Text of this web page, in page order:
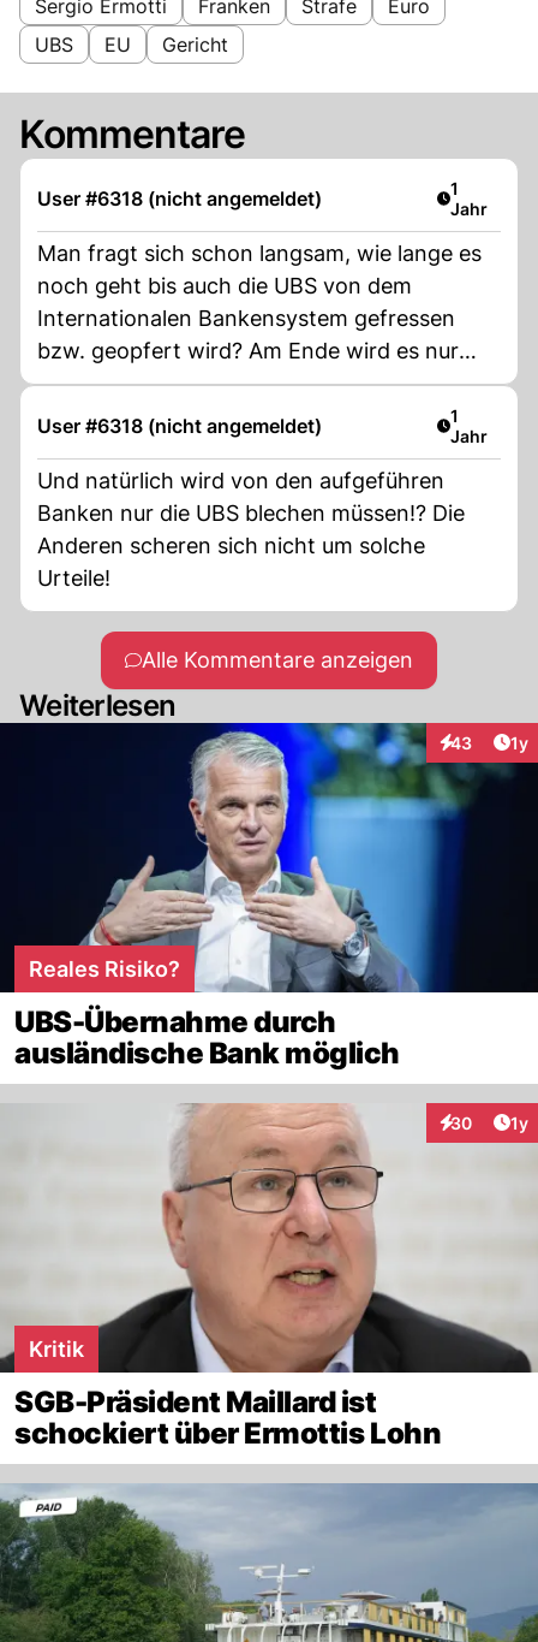
Sergio Ermotti Franken Strafe
Euro
UBS
EU Gericht
Kommentare
User #6318 (nicht angemeldet) Artikel
1
Jahr
Man fragt sich schon langsam, wie lange es
noch geht bis auch die UBS von dem
Internationalen Bankensystem gefressen
bzw. geopfert wird? Am Ende wird es nur
noch Grossbanken aus den USA und China
geben, denn diese Nationen lassen keine
User #6318 (nicht angemeldet) Artikel
1
Jahr
Und natürlich wird von den aufgeführen
Banken nur die UBS blechen müssen!? Die
Anderen scheren sich nicht um solche
Urteile!
Alle Kommentare anzeigen
Weiterlesen
43 1y
Reales Risiko?
UBS-Übernahme durch
ausländische Bank möglich
30 1y
Kritik
SGB-Präsident Maillard ist
schockiert über Ermottis Lohn